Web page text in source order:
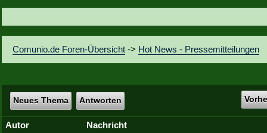
Vereinsdiskussion
Vereinsfragen
Comunio.de Foren-Übersicht -> Hot News - Pressemitteilungen
Neues Thema Antworten
Autor
Nachricht